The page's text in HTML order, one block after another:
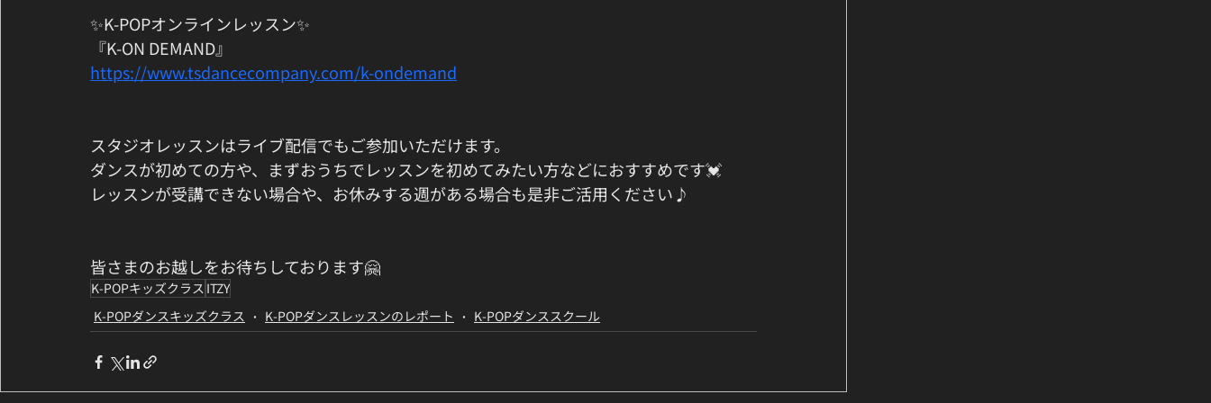
✨K-POPオンラインレッスン✨
『K-ON DEMAND』
https://www.tsdancecompany.com/k-ondemand
スタジオレッスンはライブ配信でもご参加いただけます。
ダンスが初めての方や、まずおうちでレッスンを初めてみたい方などにおすすめです💓
レッスンが受講できない場合や、お休みする週がある場合も是非ご活用ください♪
皆さまのお越しをお待ちしております🤗
K-POPキッズクラス ITZY
K-POPダンスキッズクラス
K-POPダンスレッスンのレポート K-POPダンススクール